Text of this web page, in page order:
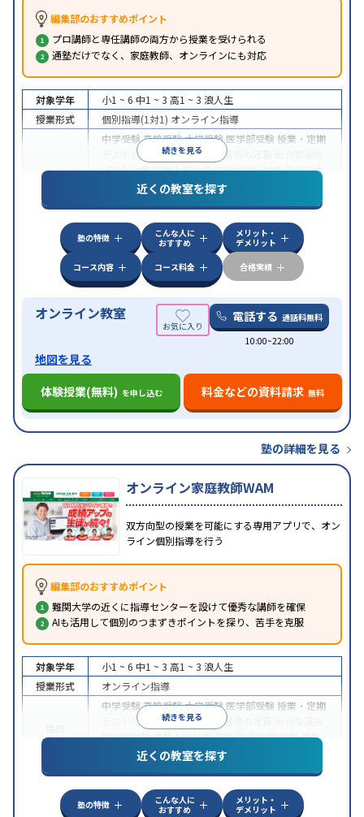
編集部のおすすめポイント
プロ講師と専任講師の両方から授業を受けられる
通塾だけでなく、家庭教師、オンラインにも対応
続きを見る
対象学年 小1 ~ 6 中1 ~ 3 高1 ~ 3 浪人生
授業形式
個別指導(1対1) オンライン指導
中学受験高校受験大学受験 医学部受験 授業・定期
テスト対策
内申点対策 学習習慣の定着
(旧AO)対策推薦入試対策学校別特化対策国公立大
私大対策共通テスト対策
英語・英会話特化
特徴
中高一貫校生に対応授業の振替可能 不登校生に対
オンライン対応 1科目から受講可能季節講習の
みの受講可
自習室あり
近くの教室を探す
塾の特徴
こんな人に
おすすめ
メリット・
デメリット
コース内容
コース料金 合格実績
オンライン教室 電話する 通話料無料
10:00~22:00
地図を見る
体験授業(無料) を申し込む 料金などの資料請求 無料
塾の詳細を見る
オンライン家庭教師WAM
双方向型の授業を可能にする専用アプリで、オン
ライン個別指導を行う
編集部のおすすめポイント
難関大学の近くに指導センターを設けて優秀な講師を確保
AIも活用して個別のつまずきポイントを探り、苦手を克服
続きを見る
対象学年 小1 ~ 6 中1 ~ 3 高1 ~ 3 浪人生
授業形式
オンライン指導
中学受験高校受験大学受験 医学部受験 授業・定期
テスト対策
内申点対策 学習習慣の定着
(旧AO)対策推薦入試対策英検(英語検定)対策漢検
(漢字検定)対策
中高一貫校生に対応成績保証制度あり授業の振替
可能不登校生に対応学習にPC・タブレットを利用
オンライン対応1科目から受講可能
近くの教室を探す
塾の特徴
こんな人に
おすすめ
メリット・
デメリット